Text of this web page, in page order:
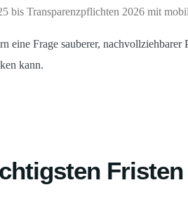
Frage sauberer,
kann.